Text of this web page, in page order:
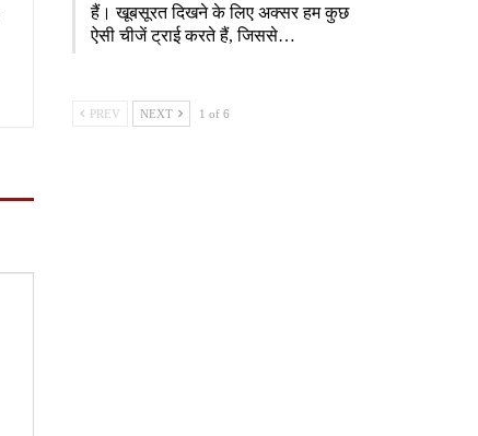
हैं। खूबसूरत दिखने के लिए अक्सर हम कुछ
ऐसी चीजें ट्राई करते हैं, जिससे…
PREV NEXT 1 of 6